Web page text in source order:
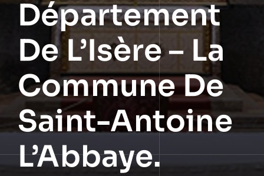
Département
De L’Isère – La
Commune De
Saint-Antoine
L’Abbaye.